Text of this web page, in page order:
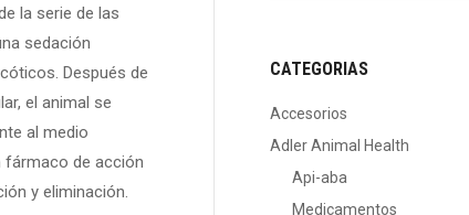
la serie de las
sedación
Después de
el animal se
al medio
fármaco de acción
y eli­minación.
CATEGORIAS
Accesorios
Adler Animal Health
Api-aba
Medicamentos